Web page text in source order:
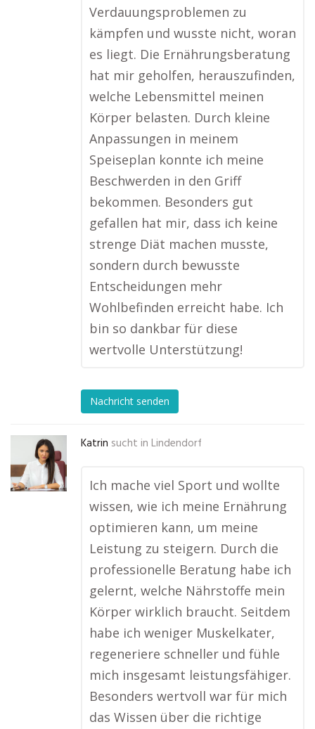
Verdauungsproblemen zu
kämpfen und wusste nicht, woran
es liegt. Die Ernährungsberatung
hat mir geholfen, herauszufinden,
welche Lebensmittel meinen
Körper belasten. Durch kleine
Anpassungen in meinem
Speiseplan konnte ich meine
Beschwerden in den Griff
bekommen. Besonders gut
gefallen hat mir, dass ich keine
strenge Diät machen musste,
sondern durch bewusste
Entscheidungen mehr
Wohlbefinden erreicht habe. Ich
bin so dankbar für diese
wertvolle Unterstützung!
Nachricht senden
Katrin sucht in Lindendorf
Ich mache viel Sport und wollte
wissen, wie ich meine Ernährung
optimieren kann, um meine
Leistung zu steigern. Durch die
professionelle Beratung habe ich
gelernt, welche Nährstoffe mein
Körper wirklich braucht. Seitdem
habe ich weniger Muskelkater,
regeneriere schneller und fühle
mich insgesamt leistungsfähiger.
Besonders wertvoll war für mich
das Wissen über die richtige